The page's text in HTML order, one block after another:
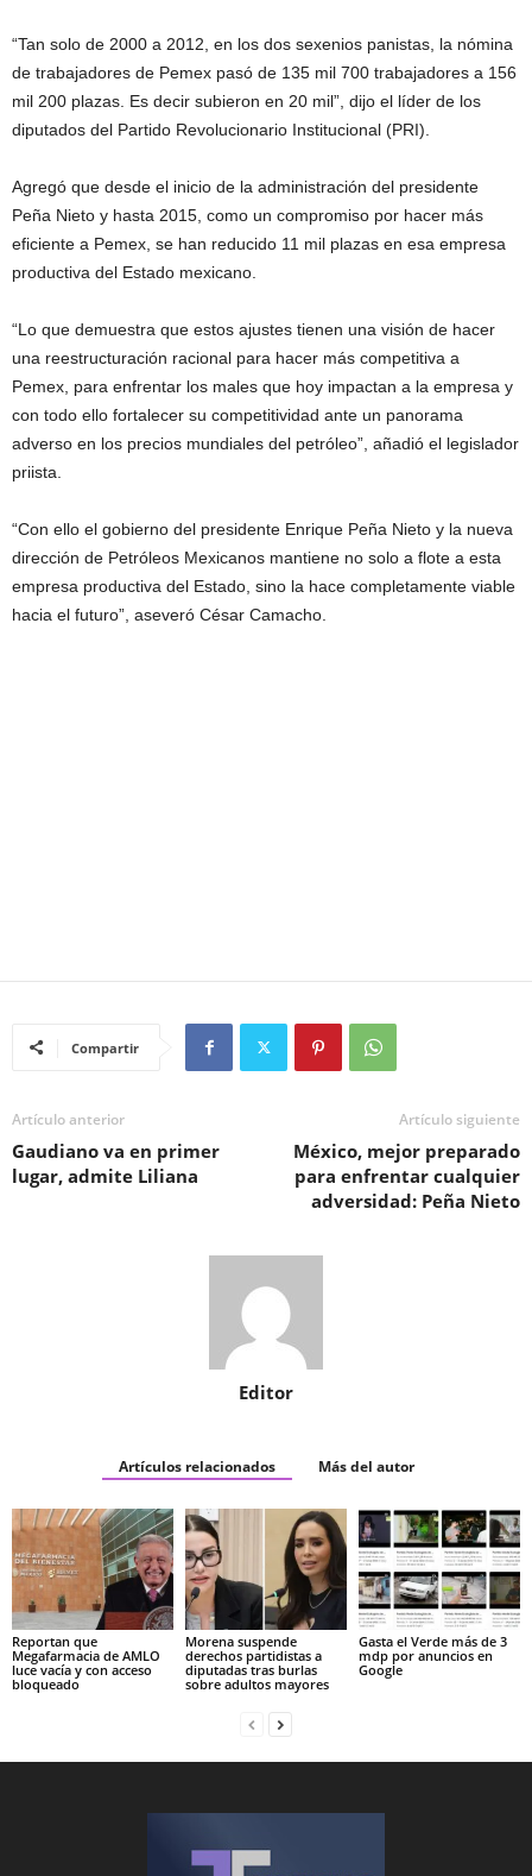
“Tan solo de 2000 a 2012, en los dos sexenios panistas, la nómina
de trabajadores de Pemex pasó de 135 mil 700 trabajadores a 156
mil 200 plazas. Es decir subieron en 20 mil”, dijo el líder de los
diputados del Partido Revolucionario Institucional (PRI).
Agregó que desde el inicio de la administración del presidente
Peña Nieto y hasta 2015, como un compromiso por hacer más
eficiente a Pemex, se han reducido 11 mil plazas en esa empresa
productiva del Estado mexicano.
“Lo que demuestra que estos ajustes tienen una visión de hacer
una reestructuración racional para hacer más competitiva a
Pemex, para enfrentar los males que hoy impactan a la empresa y
con todo ello fortalecer su competitividad ante un panorama
adverso en los precios mundiales del petróleo”, añadió el legislador
priista.
“Con ello el gobierno del presidente Enrique Peña Nieto y la nueva
dirección de Petróleos Mexicanos mantiene no solo a flote a esta
empresa productiva del Estado, sino la hace completamente viable
hacia el futuro”, aseveró César Camacho.
Compartir
Artículo anterior
Gaudiano va en primer
lugar, admite Liliana
Artículo siguiente
México, mejor preparado
para enfrentar cualquier
adversidad: Peña Nieto
Editor
Artículos relacionados Más del autor
Reportan que
Megafarmacia de AMLO
luce vacía y con acceso
bloqueado
Morena suspende
derechos partidistas a
diputadas tras burlas
sobre adultos mayores
Gasta el Verde más de 3
mdp por anuncios en
Google